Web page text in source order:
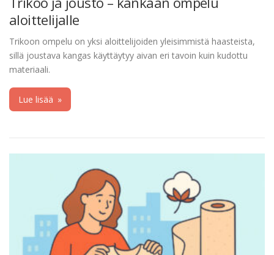
aloittelijalle
Trikoon ompelu on yksi aloittelijoiden yleisimmistä haasteista,
sillä joustava kangas käyttäytyy aivan eri tavoin kuin kudottu
materiaali.
Lue lisää »